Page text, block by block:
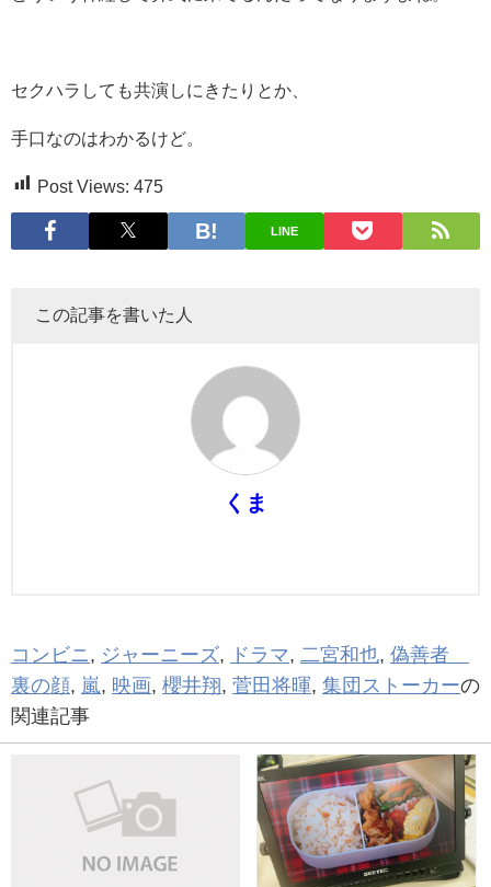
セクハラしても共演しにきたりとか、
手口なのはわかるけど。
Post Views: 475
LINE
この記事を書いた人
くま
コンビニ, ジャーニーズ, ドラマ, 二宮和也, 偽善者
裏の顔, 嵐, 映画, 櫻井翔, 菅田将暉, 集団ストーカーの
関連記事